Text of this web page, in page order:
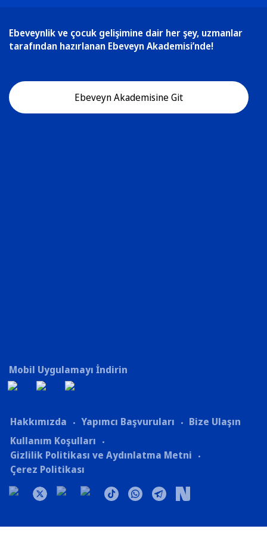
Ebeveynlik ve çocuk gelişimine dair her şey, uzmanlar
tarafından hazırlanan Ebeveyn Akademisi’nde!
Ebeveyn Akademisine Git
Mobil Uygulamayı İndirin
Hakkımızda Yapımcı Başvuruları
Bize Ulaşın
Kullanım Koşulları
Gizlilik Politikası ve Aydınlatma Metni
Çerez Politikası